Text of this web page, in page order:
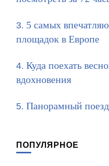
5 самых
площадок в Европе
Куда поехать
вдохновения
Панорамный
ПОПУЛЯРНОЕ